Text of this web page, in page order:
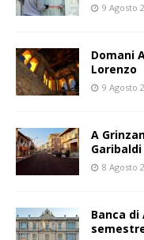
9 Agosto
Domani
Lorenzo
9 Agosto
A
8 Agosto
Banca